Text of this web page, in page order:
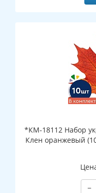
*КМ-18112 Набор
Клен оранжевый
−